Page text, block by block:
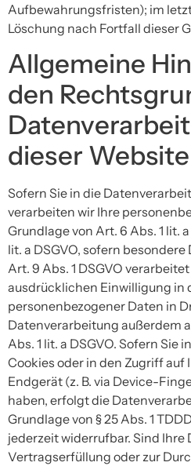
Aufbewahrungsfristen); im
Löschung nach Fortfall dieser
Allgemeine
den
dieser Website
Sofern Sie in die
verarbeiten wir Ihre
Grundlage von Art. 6 Abs. 1 lit.
lit. a DSGVO, sofern
Art. 9 Abs. 1 DSGVO
ausdrücklichen Einwilligung in
personenbezogener Daten in
Datenverarbeitung außerdem
Abs. 1 lit. a DSGVO. Sofern Sie
Cookies oder in den Zugriff
Endgerät (z. B. via Device-
haben, erfolgt die
Grundlage von § 25 Abs. 1
jederzeit widerrufbar. Sind Ihre
Vertragserfüllung oder zur